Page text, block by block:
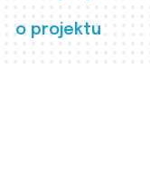
o projektu